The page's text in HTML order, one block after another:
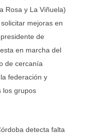
Rosa y La Viñuela)
mejoras en
de
en marcha del
de cercanía
federación y
los grupos
detecta falta